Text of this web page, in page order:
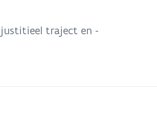
traject en -